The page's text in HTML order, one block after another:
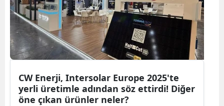
CW Enerji, Intersolar Europe 2025'te
yerli üretimle adından söz ettirdi! Diğer
öne çıkan ürünler neler?